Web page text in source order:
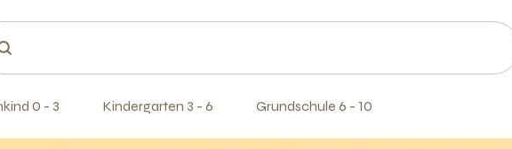
0 - 3 Kindergarten 3 - 6 Grundschule 6 - 10